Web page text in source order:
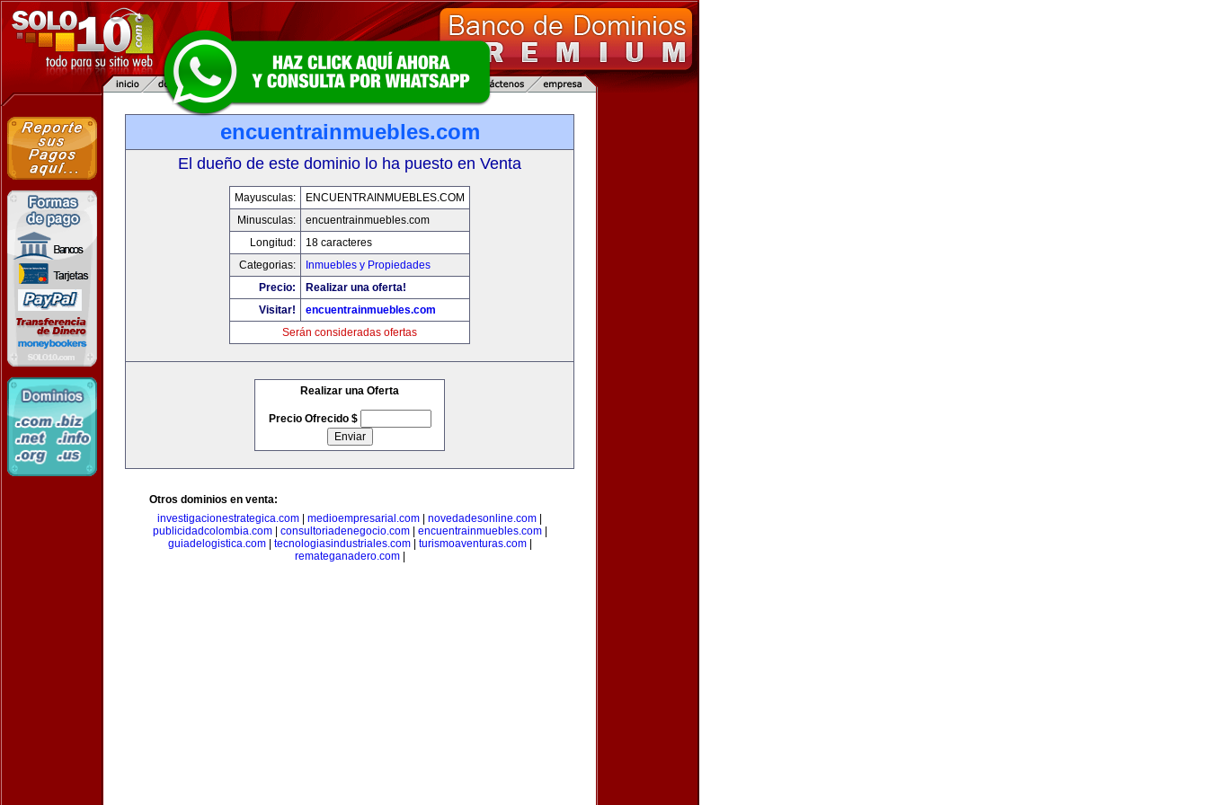
encuentrainmuebles.com
El dueño de este dominio lo ha puesto en Venta
Mayusculas:
ENCUENTRAINMUEBLES.COM
Minusculas:
encuentrainmuebles.com
Longitud:
18 caracteres
Categorias:
Inmuebles y Propiedades
Precio:
Realizar una oferta!
Visitar!
encuentrainmuebles.com
Serán consideradas ofertas
Realizar una Oferta
Precio Ofrecido $
Otros dominios en venta:
investigacionestrategica.com
medioempresarial.com novedadesonline.com
publicidadcolombia.com| consultoriadenegocio.com| encuentrainmuebles.com|
guiadelogistica.com| tecnologiasindustriales.com| turismoaventuras.com|
remateganadero.com|